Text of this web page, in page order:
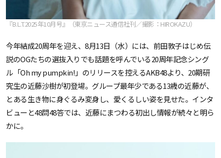
『B.L.T.2025年10月号』（東京ニュース通信社刊／撮影：HIROKAZU）
今年結成20周年を迎え、8月13日（水）には、前田敦子はじめ伝
説のOGたちの選抜入りでも話題を呼んでいる20周年記念シング
ル「Oh my pumpkin!」のリリースを控えるAKB48より、20期研
究生の近藤沙樹が初登場。グループ最年少である13歳の近藤が、
とある生き物に身ぐるみ変身し、愛くるしい姿を見せた。インタ
ビューと48問48答では、近藤にまつわる初出し情報が続々と明ら
かに。